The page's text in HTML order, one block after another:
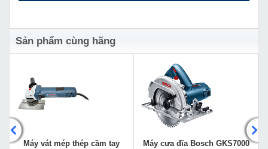
Sản phẩm cùng hãng
Máy vát mép thép cầm tay
Máy cưa đĩa Bosch GKS7000